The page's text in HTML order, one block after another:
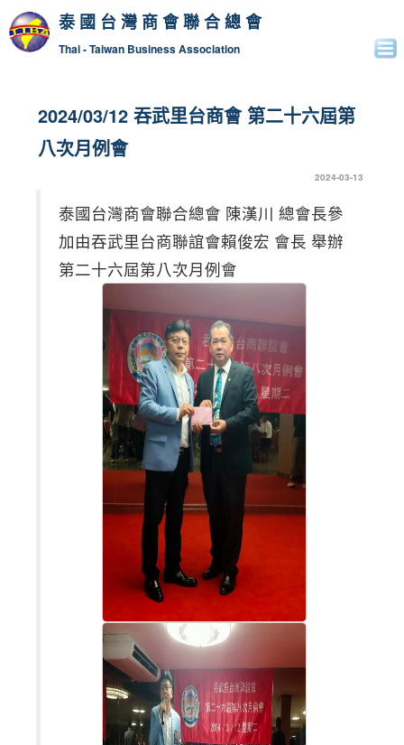
泰國台灣商會聯合總會
Thai - Taiwan Business Association
2024/03/12 吞武里台商會 第二十六屆第
八次月例會
2024-03-13
泰國台灣商會聯合總會 陳漢川 總會長參
加由吞武里台商聯誼會賴俊宏 會長 舉辦
第二十六屆第八次月例會